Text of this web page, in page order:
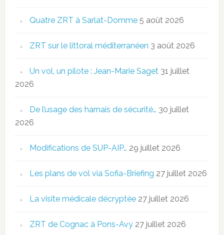
Quatre ZRT à Sarlat-Domme 5 août 2026
ZRT sur le littoral méditerranéen 3 août 2026
Un vol, un pilote : Jean-Marie Saget 31 juillet
2026
De l’usage des harnais de sécurité… 30 juillet
2026
Modifications de SUP-AIP… 29 juillet 2026
Les plans de vol via Sofia-Briefing 27 juillet 2026
La visite médicale décryptée 27 juillet 2026
ZRT de Cognac à Pons-Avy 27 juillet 2026